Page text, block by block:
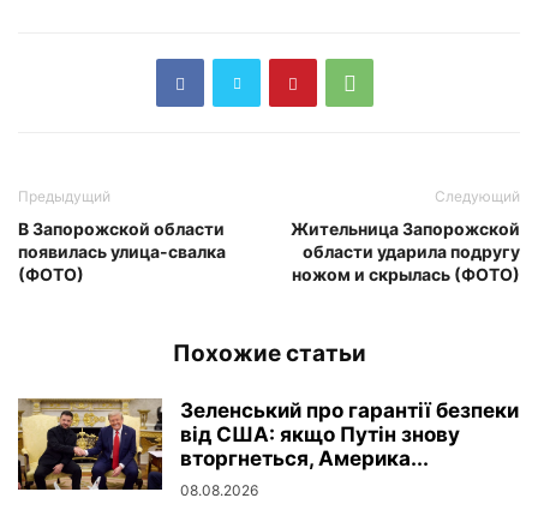
Предыдущий
В Запорожской области
появилась улица-свалка
(ФОТО)
Следующий
Жительница Запорожской
области ударила подругу
ножом и скрылась (ФОТО)
Похожие статьи
Зеленський про гарантії безпеки
від США: якщо Путін знову
вторгнеться, Америка...
08.08.2026